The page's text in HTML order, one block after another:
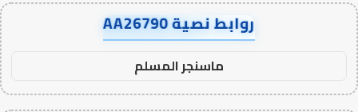
روابط نصية AA26790
ماسنجر المسلم